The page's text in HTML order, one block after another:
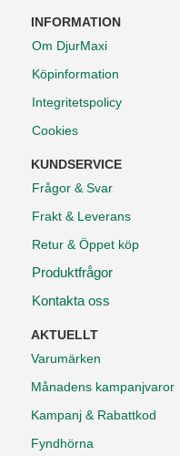
INFORMATION
Om DjurMaxi
Köpinformation
Integritetspolicy
Cookies
KUNDSERVICE
Frågor & Svar
Frakt & Leverans
Retur & Öppet köp
Produktfrågor
Kontakta oss
AKTUELLT
Varumärken
Månadens kampanjvaror
Kampanj & Rabattkod
Fyndhörna